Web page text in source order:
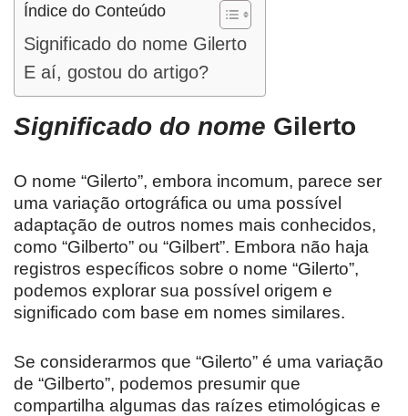
Índice do Conteúdo
Significado do nome Gilerto
E aí, gostou do artigo?
Significado do nome Gilerto
O nome “Gilerto”, embora incomum, parece ser
uma variação ortográfica ou uma possível
adaptação de outros nomes mais conhecidos,
como “Gilberto” ou “Gilbert”. Embora não haja
registros específicos sobre o nome “Gilerto”,
podemos explorar sua possível origem e
significado com base em nomes similares.
Se considerarmos que “Gilerto” é uma variação
de “Gilberto”, podemos presumir que
compartilha algumas das raízes etimológicas e